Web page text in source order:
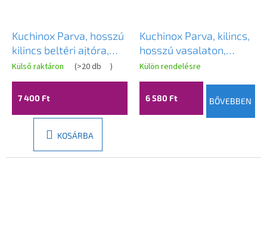
Kuchinox Parva, hosszú
kilincs beltéri ajtóra,
WC-zárral, szatén, LAV-
KRV_113A
Külső raktáron (>20 db )
7 400 Ft
KOSÁRBA
Kuchinox Parva, kilincs,
hosszú vasalaton,
beltéri ajtókhoz,
kulcsbetéttel, szatén,
LAV-KRV_111A
Külön rendelésre
6 580 Ft BŐVEBBEN